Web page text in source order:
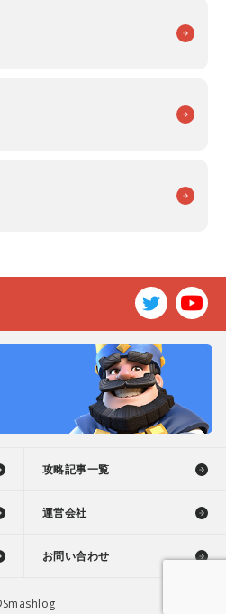
攻略記事一覧
運営会社
お問い合わせ